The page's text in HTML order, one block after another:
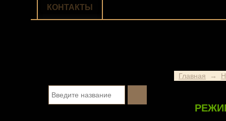
КОНТАКТЫ
Главная →